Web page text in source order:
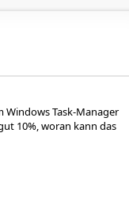
Task-Manager
10%, woran kann das